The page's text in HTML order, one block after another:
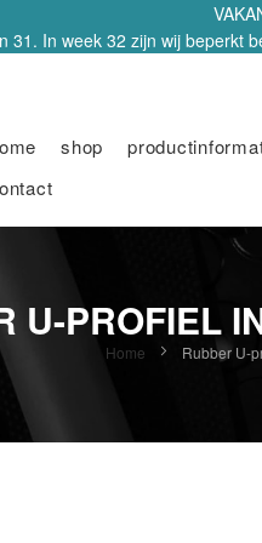
31. In week 32 zijn wij beperkt
shop
U-PROFIEL
Home Rubber U-